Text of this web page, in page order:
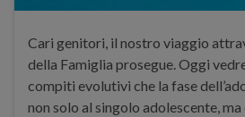
Cari genitori, il nostro viaggio
della Famiglia prosegue. Oggi
compiti evolutivi che la fase
non solo al singolo adolescente,